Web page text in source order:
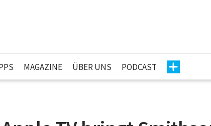
MAGAZINE ÜBER UNS PODCAST